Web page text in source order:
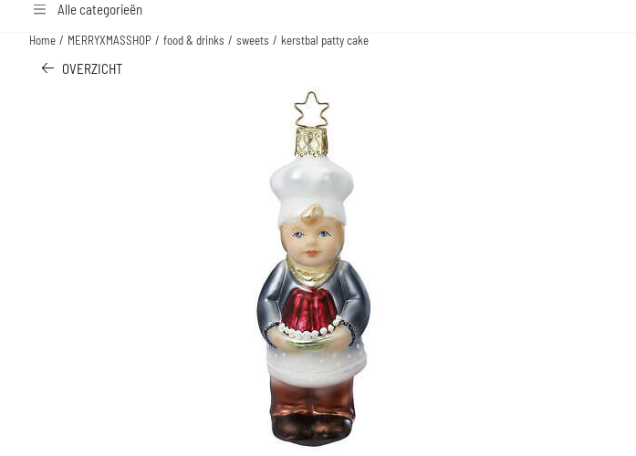
Alle categorieën
Home / MERRYXMASSHOP / food & drinks / sweets / kerstbal patty cake
OVERZICHT